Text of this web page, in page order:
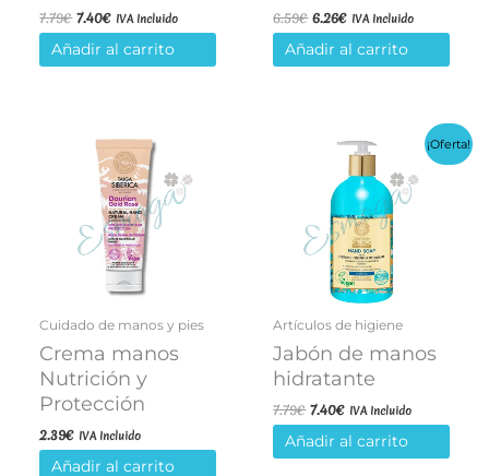
7.79€El
precio
original
era:
7.40€El
precio
actual
es:
IVA Incluido
Añadir al carrito
6.59€El
precio
original
era:
6.26€El
precio
actual
es:
IVA Incluido
Añadir al carrito
Cuidado de manos y pies
Crema manos
Nutrición y
Protección
2.39€ IVA Incluido
Añadir al carrito
¡Oferta!
Artículos de higiene
Jabón de manos
hidratante
7.79€El
precio
original
era:
7.40€El
precio
actual
es:
IVA Incluido
Añadir al carrito